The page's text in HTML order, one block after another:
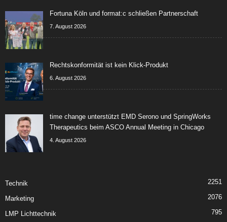
Fortuna Köln und format:c schließen Partnerschaft
7. August 2026
Rechtskonformität ist kein Klick-Produkt
6. August 2026
time change unterstützt EMD Serono und SpringWorks
Therapeutics beim ASCO Annual Meeting in Chicago
4. August 2026
Technik 2251
Marketing 2076
LMP Lichttechnik 795